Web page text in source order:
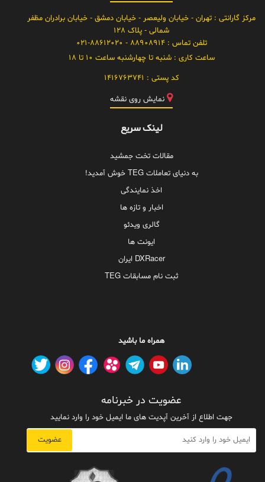
مرکز گارانتی : تهران - خیابان ولیعصر - خیابان دمشق - خیابان برادران مظفر
شمالی - پلاک 128
تلفن تماس :88908914 - 021-88612020
ساعت کاری :شنبه تا چهارشنبه ساعت 10 تا 18
کد پستی : 1416763741
نمایش روی نقشه
لینک سریع
مقالات تخت جمشید
به دنیای تعاملات TEG خوش آمدید!
اخذ نمایندگی
اخبار و تازه ها
گالری ویدئو
ایونت ها
DXRacer ایران
ثبت نام مسابقات TEG
همراه ما باشید
عضویت در خبرنامه
جهت اطلاع از آخرین آپدیت های ما ایمیل خود را وارد نمایید
عضویت